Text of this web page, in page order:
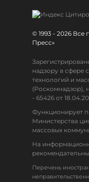
© 1993 - 2026
Пресс»
надзору в сфере
технологий и
(Роскомнадзор),
- 65426 от
Функционирует
Министерства
массовых
На
Перечень